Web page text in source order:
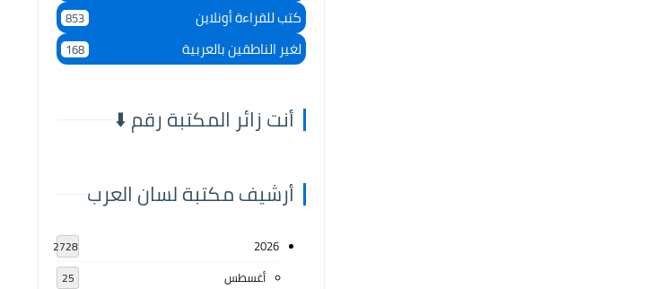
كتب للقراءة أونلاين 853
لغير الناطقين بالعربية 168
أنت زائر المكتبة رقم ⬇️
أرشيف مكتبة لسان العرب
2026
2728
أغسطس 25